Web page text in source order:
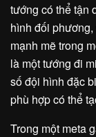
tướng có thể tận
hình đối
mạnh mẽ trong
là một tướng đi
số đội hình đặc
phù hợp có thể
Trong một meta